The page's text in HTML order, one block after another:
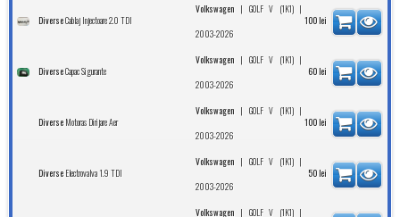
DiverseCablaj Injectoare 2.0 TDI
Volkswagen | GOLF V (1K1)|
2003-2026
100 lei
DiverseCapac Sigurante
Volkswagen | GOLF V (1K1)|
2003-2026
60 lei
Diverse Motoras Dirijare Aer
Volkswagen | GOLF V (1K1)|
2003-2026
100 lei
Diverse Electrovalva 1.9 TDI
Volkswagen | GOLF V (1K1)|
2003-2026
50 lei
Volkswagen | GOLF V (1K1)|